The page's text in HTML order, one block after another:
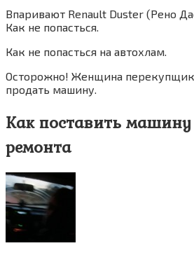
Впаривают Renault Duster (Рено
Как не попасться.
Как не попасться на автохлам.
Осторожно! Женщина перекупщик
продать машину.
Как поставить
ремонта